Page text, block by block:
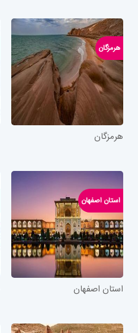
هرمزگان
هرمزگان
استان اصفهان
استان اصفهان